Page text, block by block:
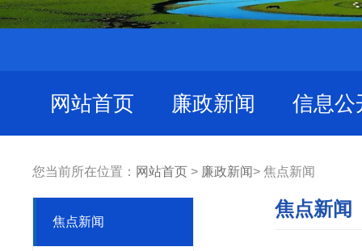
网站首页 廉政新闻 信息公
您当前所在位置： 网站首页 > 廉政新闻 > 焦点新闻
焦点新闻
焦点新闻